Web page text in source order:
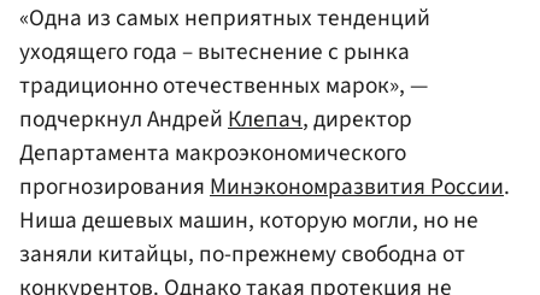
«Одна из самых неприятных тенденций
уходящего года – вытеснение с рынка
традиционно отечественных марок», —
подчеркнул АндрейКлепач, директор
Департамента макроэкономического
прогнозированияМинэкономразвития России.
Ниша дешевых машин, которую могли, но не
заняли китайцы, по-прежнему свободна от